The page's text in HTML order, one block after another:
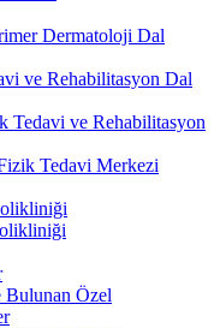
Dermatoloji Dal
ve Rehabilitasyon Dal
Tedavi ve Rehabilitasyon
Tedavi Merkezi
Bulunan Özel